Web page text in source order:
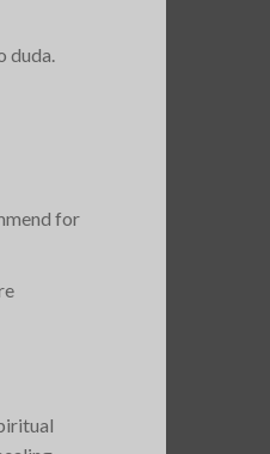
duda.
for